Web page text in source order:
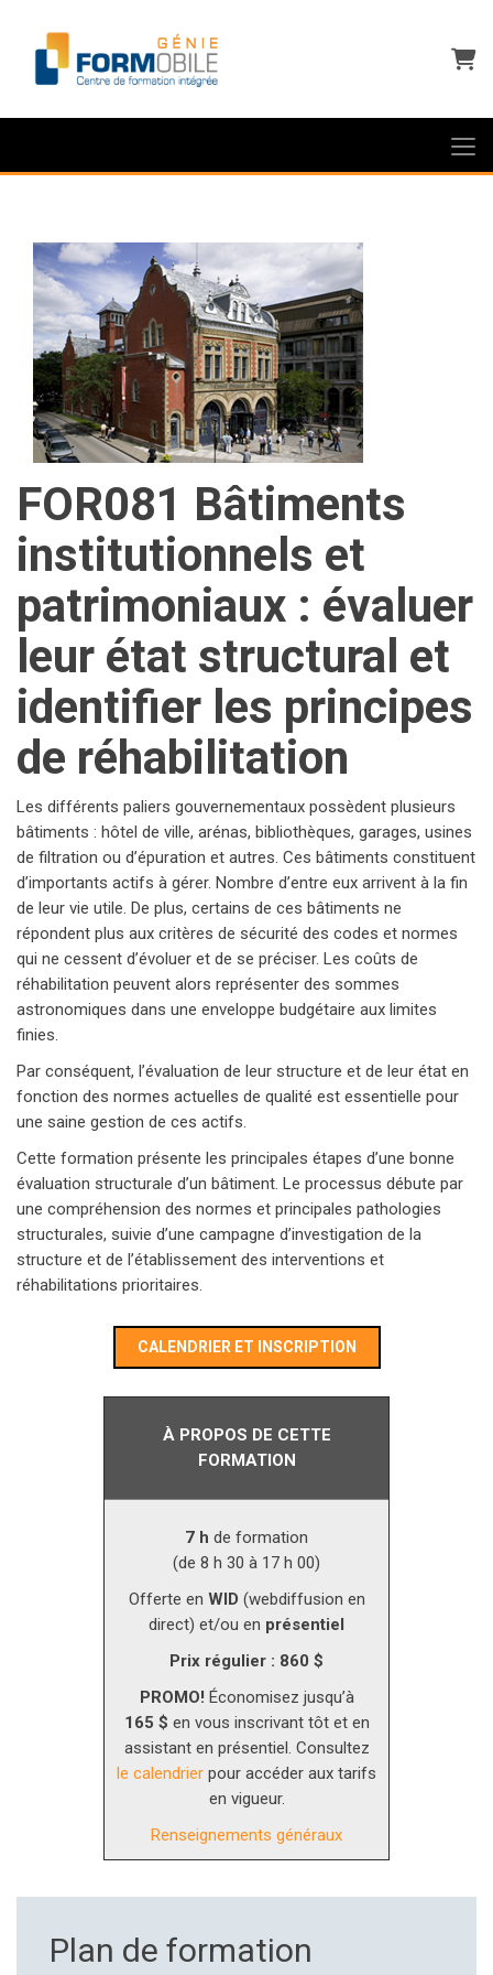
FOR081 Bâtiments
institutionnels et
patrimoniaux : évaluer
leur état structural et
identifier les principes
de réhabilitation
Les différents paliers gouvernementaux possèdent plusieurs
bâtiments : hôtel de ville, arénas, bibliothèques, garages, usines
de filtration ou d’épuration et autres. Ces bâtiments constituent
d’importants actifs à gérer. Nombre d’entre eux arrivent à la fin
de leur vie utile. De plus, certains de ces bâtiments ne
répondent plus aux critères de sécurité des codes et normes
qui ne cessent d’évoluer et de se préciser. Les coûts de
réhabilitation peuvent alors représenter des sommes
astronomiques dans une enveloppe budgétaire aux limites
finies.
Par conséquent, l’évaluation de leur structure et de leur état en
fonction des normes actuelles de qualité est essentielle pour
une saine gestion de ces actifs.
Cette formation présente les principales étapes d’une bonne
évaluation structurale d’un bâtiment. Le processus débute par
une compréhension des normes et principales pathologies
structurales, suivie d’une campagne d’investigation de la
structure et de l’établissement des interventions et
réhabilitations prioritaires.
CALENDRIER ET INSCRIPTION
À PROPOS DE CETTE
FORMATION
7 h de formation
(de 8 h 30 à 17 h 00)
Offerte en WID (webdiffusion en
direct) et/ou en présentiel
Prix régulier : 860 $
PROMO! Économisez jusqu’à
165 $ en vous inscrivant tôt et en
assistant en présentiel. Consultez
le calendrier pour accéder aux tarifs
en vigueur.
Renseignements généraux
Plan de formation